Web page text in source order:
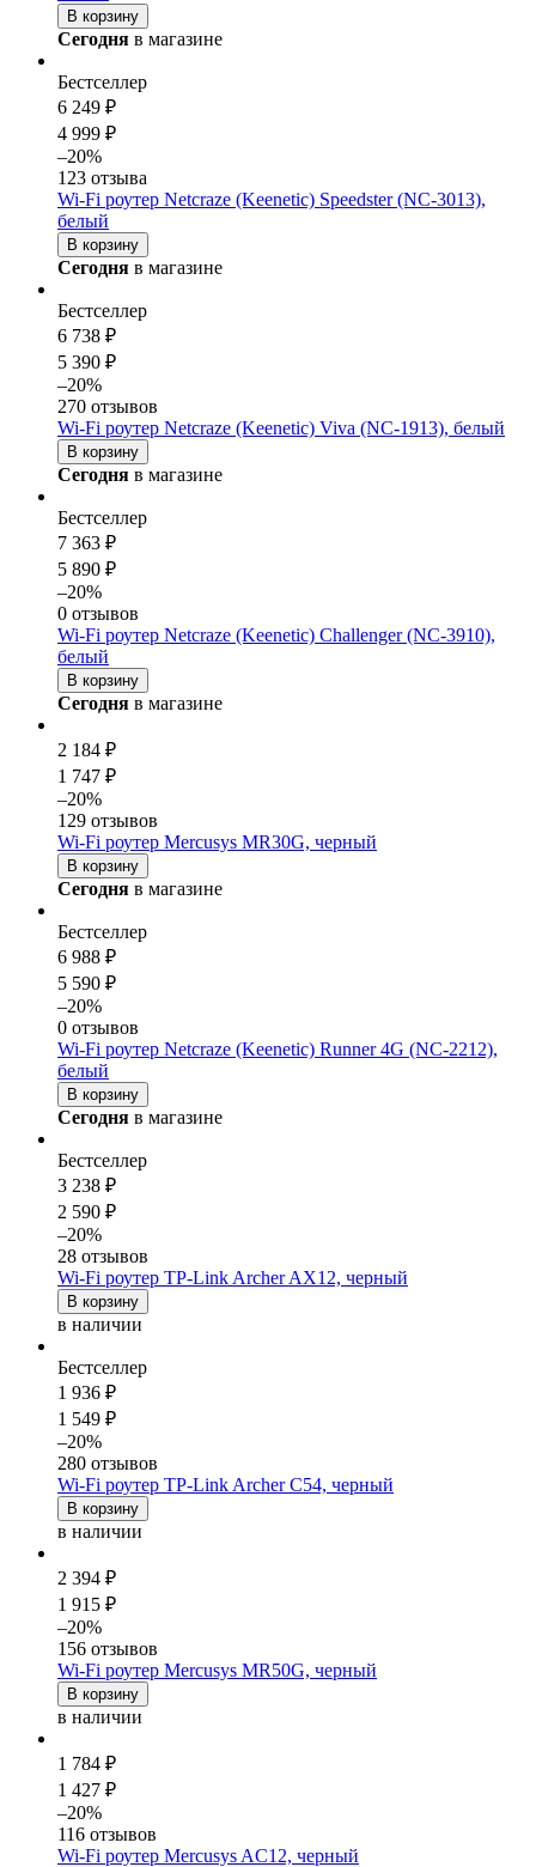
В корзину
Сегодня в магазине
Бестселлер
6 249 ₽
4 999 ₽
–20%
123 отзыва
Wi-Fi роутер Netcraze (Keenetic) Speedster (NC-3013),
белый
В корзину
Сегодня в магазине
Бестселлер
6 738 ₽
5 390 ₽
–20%
270 отзывов
Wi-Fi роутер Netcraze (Keenetic) Viva (NC-1913), белый
В корзину
Сегодня в магазине
Бестселлер
7 363 ₽
5 890 ₽
–20%
0 отзывов
Wi-Fi роутер Netcraze (Keenetic) Challenger (NC-3910),
белый
В корзину
Сегодня в магазине
2 184 ₽
1 747 ₽
–20%
129 отзывов
Wi-Fi роутер Mercusys MR30G, черный
В корзину
Сегодня в магазине
Бестселлер
6 988 ₽
5 590 ₽
–20%
0 отзывов
Wi-Fi роутер Netcraze (Keenetic) Runner 4G (NC-2212),
белый
В корзину
Сегодня в магазине
Бестселлер
3 238 ₽
2 590 ₽
–20%
28 отзывов
Wi-Fi роутер TP-Link Archer AX12, черный
В корзину
в наличии
Бестселлер
1 936 ₽
1 549 ₽
–20%
280 отзывов
Wi-Fi роутер TP-Link Archer C54, черный
В корзину
в наличии
2 394 ₽
1 915 ₽
–20%
156 отзывов
Wi-Fi роутер Mercusys MR50G, черный
В корзину
в наличии
1 784 ₽
1 427 ₽
–20%
116 отзывов
Wi-Fi роутер Mercusys AC12, черный